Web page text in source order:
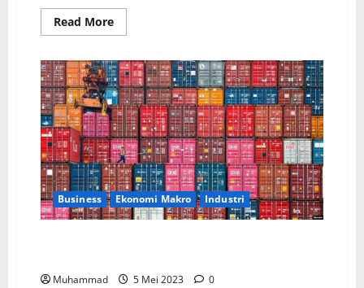
Read More
Business Ekonomi Makro Industri
Muhammad 5 Mei 2023 0